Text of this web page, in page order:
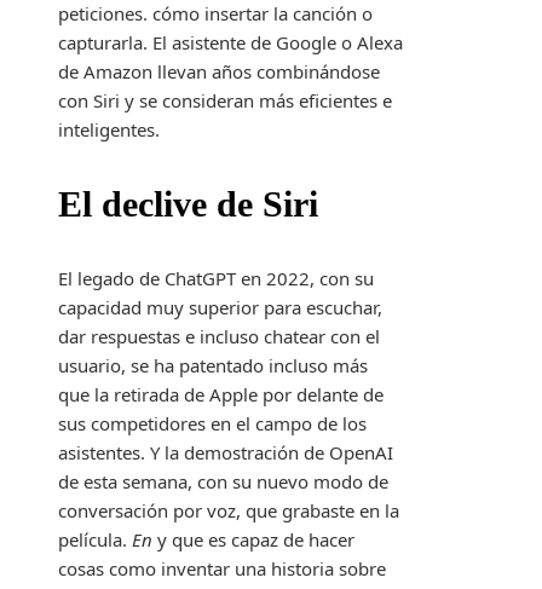
peticiones. cómo insertar la canción o
capturarla. El asistente de Google o Alexa
de Amazon llevan años combinándose
con Siri y se consideran más eficientes e
inteligentes.
El declive de Siri
El legado de ChatGPT en 2022, con su
capacidad muy superior para escuchar,
dar respuestas e incluso chatear con el
usuario, se ha patentado incluso más
que la retirada de Apple por delante de
sus competidores en el campo de los
asistentes. Y la demostración de OpenAI
de esta semana, con su nuevo modo de
conversación por voz, que grabaste en la
película. En y que es capaz de hacer
cosas como inventar una historia sobre